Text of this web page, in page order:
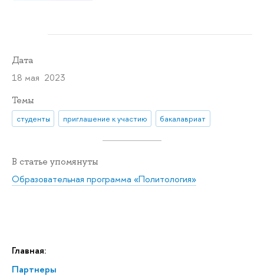
Главная:
Партнеры
Дата
18 мая 2023
Темы
студенты приглашение к участию бакалавриат
В статье упомянуты
Образовательная программа «Политология»